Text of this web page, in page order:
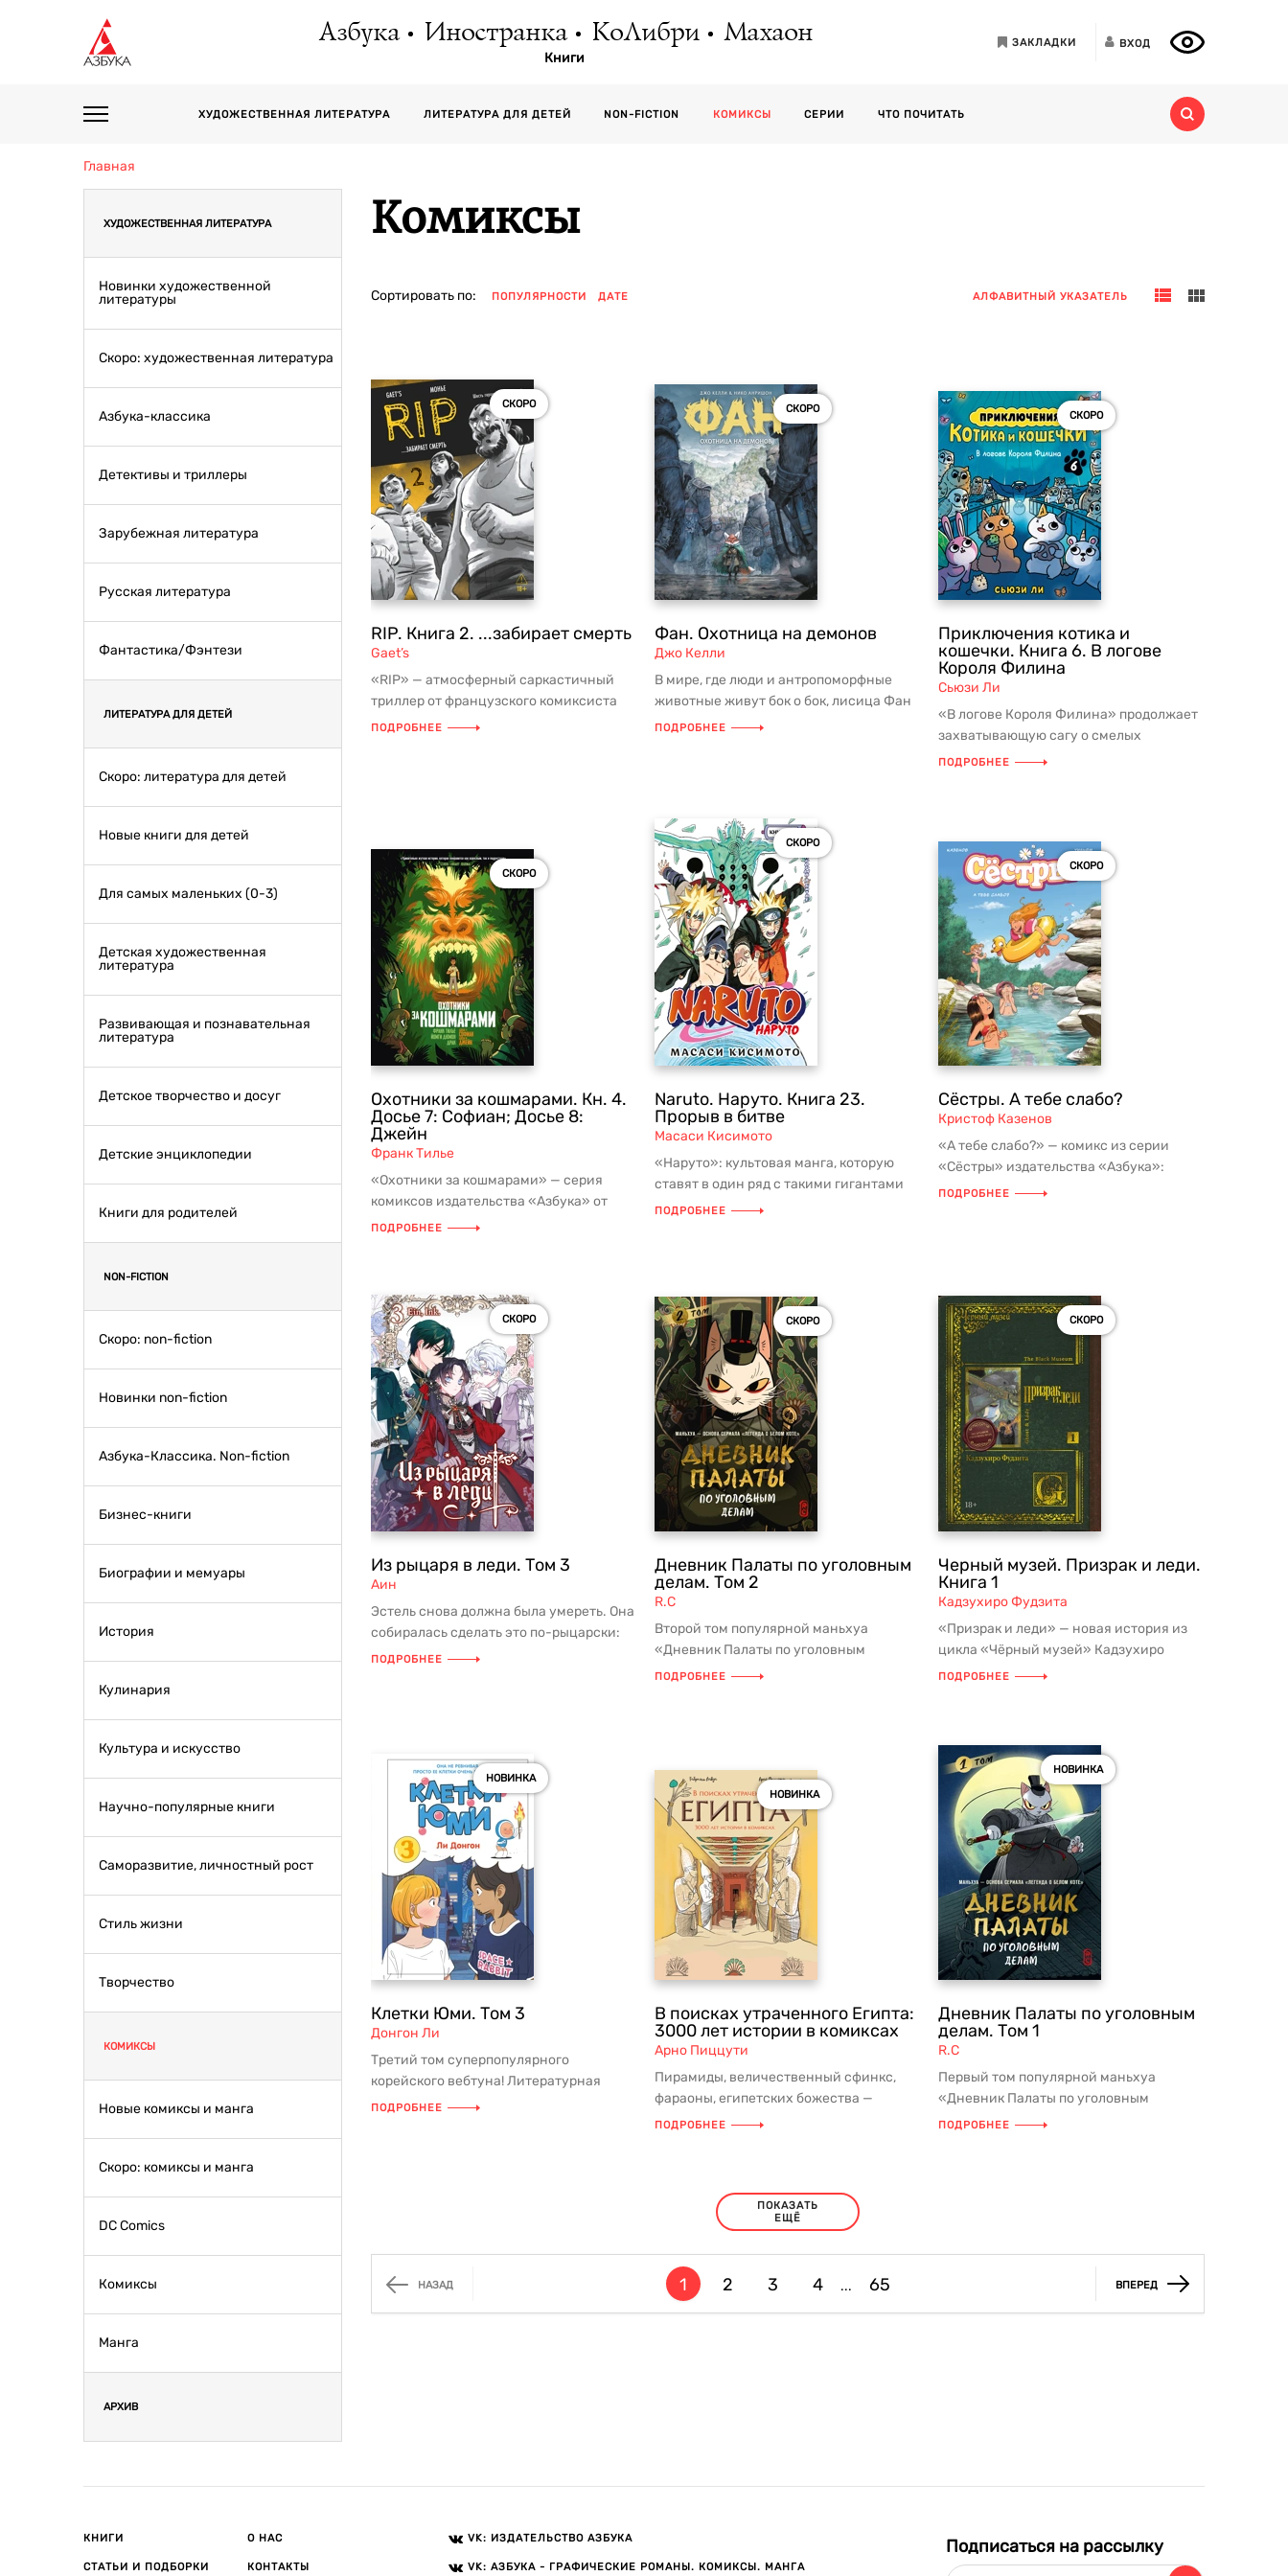
Азбука Иностранка КоЛибри Махаон
Книги
ЗАКЛАДКИ ВХОД
ХУДОЖЕСТВЕННАЯ ЛИТЕРАТУРА ЛИТЕРАТУРА ДЛЯ ДЕТЕЙ NON-FICTION КОМИКСЫ СЕРИИ ЧТО ПОЧИТАТЬ
Главная
ХУДОЖЕСТВЕННАЯ ЛИТЕРАТУРА
Новинки художественной
литературы
Скоро: художественная литература
Азбука-классика
Детективы и триллеры
Зарубежная литература
Русская литература
Фантастика/Фэнтези
ЛИТЕРАТУРА ДЛЯ ДЕТЕЙ
Скоро: литература для детей
Новые книги для детей
Для самых маленьких (0-3)
Детская художественная
литература
Развивающая и познавательная
литература
Детское творчество и досуг
Детские энциклопедии
Книги для родителей
NON-FICTION
Скоро: non-fiction
Новинки non-fiction
Азбука-Классика. Non-fiction
Бизнес-книги
Биографии и мемуары
История
Кулинария
Культура и искусство
Научно-популярные книги
Саморазвитие, личностный рост
Стиль жизни
Творчество
КОМИКСЫ
Новые комиксы и манга
Скоро: комиксы и манга
DC Comics
Комиксы
Манга
АРХИВ
Комиксы
Сортировать по: ПОПУЛЯРНОСТИ ДАТЕ АЛФАВИТНЫЙ УКАЗАТЕЛЬ
СКОРО
RIP. Книга 2. ...забирает смерть
Gaet’s
«RIP» — атмосферный саркастичный
триллер от французского комиксиста
Gaet’s: самая известная работа а...
ПОДРОБНЕЕ
СКОРО
Фан. Охотница на демонов
Джо Келли
В мире, где люди и антропоморфные
животные живут бок о бок, лисица Фан
посвятила себя охоте на демон...
ПОДРОБНЕЕ
СКОРО
Приключения котика и
кошечки. Книга 6. В логове
Короля Филина
Сьюзи Ли
«В логове Короля Филина» продолжает
захватывающую сагу о смелых
пушистых героях и их друзьях. Это уж...
ПОДРОБНЕЕ
СКОРО
Охотники за кошмарами. Кн. 4.
Досье 7: Софиан; Досье 8:
Джейн
Франк Тилье
«Охотники за кошмарами» — серия
комиксов издательства «Азбука» от
Франка Тилье, признанного мастера ...
ПОДРОБНЕЕ
СКОРО
Naruto. Наруто. Книга 23.
Прорыв в битве
Масаси Кисимото
«Наруто»: культовая манга, которую
ставят в один ряд с такими гигантами
жанра, как «One Piece. Больш...
ПОДРОБНЕЕ
СКОРО
Сёстры. А тебе слабо?
Кристоф Казенов
«А тебе слабо?» — комикс из серии
«Сёстры» издательства «Азбука»:
история о сёстрах Венди и Марин, и...
ПОДРОБНЕЕ
СКОРО
Из рыцаря в леди. Том 3
Аин
Эстель снова должна была умереть. Она
собиралась сделать это по-рыцарски:
раскрыть правду о себе и у...
ПОДРОБНЕЕ
СКОРО
Дневник Палаты по уголовным
делам. Том 2
R.C
Второй том популярной маньхуа
«Дневник Палаты по уголовным
делам»! Более 3 миллиардов прочтений
ПОДРОБНЕЕ
СКОРО
Черный музей. Призрак и леди.
Книга 1
Кадзухиро Фудзита
«Призрак и леди» — новая история из
цикла «Чёрный музей» Кадзухиро
Фудзиты, наиболее известного свои...
ПОДРОБНЕЕ
НОВИНКА
Клетки Юми. Том 3
Донгон Ли
Третий том суперпопулярного
корейского вебтуна! Литературная
основа дорамы-экранизации,
ПОДРОБНЕЕ
НОВИНКА
В поисках утраченного Египта:
3000 лет истории в комиксах
Арно Пиццути
Пирамиды, величественный сфинкс,
фараоны, египетских божества —
многие из нас с детства грезят Древн...
ПОДРОБНЕЕ
НОВИНКА
Дневник Палаты по уголовным
делам. Том 1
R.C
Первый том популярной маньхуа
«Дневник Палаты по уголовным
делам»! Более 3 миллиардов прочтений
ПОДРОБНЕЕ
ПОКАЗАТЬ
ЕЩЁ
НАЗАД 1 2 3 4 ... 65 ВПЕРЕД
КНИГИ
СТАТЬИ И ПОДБОРКИ
О НАС
КОНТАКТЫ
VK: ИЗДАТЕЛЬСТВО АЗБУКА
VK: АЗБУКА - ГРАФИЧЕСКИЕ РОМАНЫ. КОМИКСЫ. МАНГА
Подписаться на рассылку